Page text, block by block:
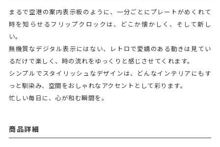
まるで空港の案内表示板のように、一分ごとにプレートがめくれて
時を知らせるフリップクロックは、どこか懐かしく、そして新し
い。
無機質なデジタル表示にはない、レトロで愛嬌のある動きは見てい
るだけで楽しく、時の流れをゆっくりと感じさせてくれます。
シンプルでスタイリッシュなデザインは、どんなインテリアにもす
っと馴染み、空間をおしゃれなアクセントとして彩ります。
忙しい毎日に、心が和む瞬間を。
商品詳細